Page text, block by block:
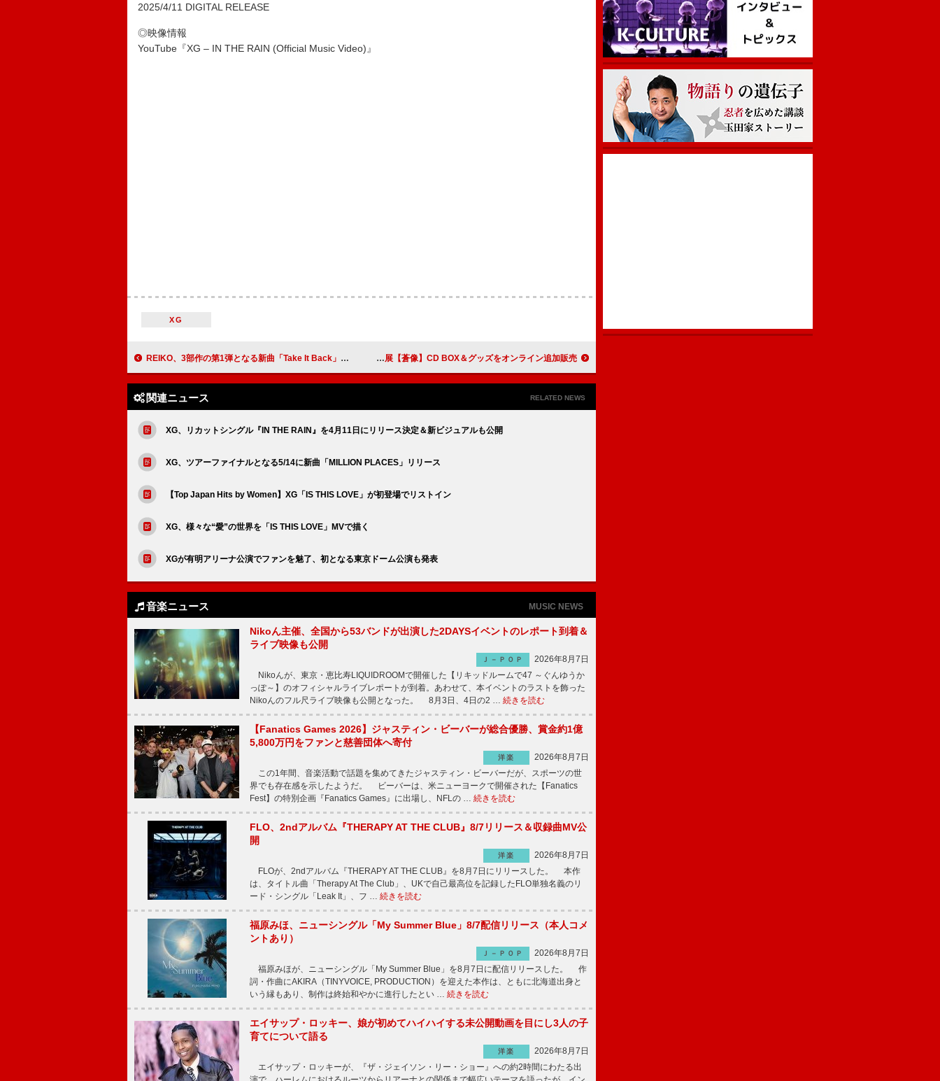
2025/4/11 DIGITAL RELEASE
◎映像情報
YouTube『XG – IN THE RAIN (Official Music Video)』
XG
REIKO、3部作の第1弾となる新曲「Take It Back」配信＆1stツアーが決定 Eve、企画展【蒼像】CD BOX＆グッズをオンライン追加販売
関連ニュース RELATED NEWS
XG、リカットシングル『IN THE RAIN』を4月11日にリリース決定＆新ビジュアルも公開
XG、ツアーファイナルとなる5/14に新曲「MILLION PLACES」リリース
【Top Japan Hits by Women】XG「IS THIS LOVE」が初登場でリストイン
XG、様々な“愛”の世界を「IS THIS LOVE」MVで描く
XGが有明アリーナ公演でファンを魅了、初となる東京ドーム公演も発表
音楽ニュース MUSIC NEWS
Nikoん主催、全国から53バンドが出演した2DAYSイベントのレポート到着＆
ライブ映像も公開
Ｊ－ＰＯＰ
2026年8月7日
Nikoんが、東京・恵比寿LIQUIDROOMで開催した【リキッドルームで47 ～ぐんゆうか
っぽ～】のオフィシャルライブレポートが到着。あわせて、本イベントのラストを飾った
Nikoんのフル尺ライブ映像も公開となった。 8月3日、4日の2 … 続きを読む
【Fanatics Games 2026】ジャスティン・ビーバーが総合優勝、賞金約1億
5,800万円をファンと慈善団体へ寄付
洋楽
2026年8月7日
この1年間、音楽活動で話題を集めてきたジャスティン・ビーバーだが、スポーツの世
界でも存在感を示したようだ。 ビーバーは、米ニューヨークで開催された【Fanatics
Fest】の特別企画『Fanatics Games』に出場し、NFLの … 続きを読む
FLO、2ndアルバム『THERAPY AT THE CLUB』8/7リリース＆収録曲MV公
開
洋楽
2026年8月7日
FLOが、2ndアルバム『THERAPY AT THE CLUB』を8月7日にリリースした。 本作
は、タイトル曲「Therapy At The Club」、UKで自己最高位を記録したFLO単独名義のリ
ード・シングル「Leak It」、フ … 続きを読む
福原みほ、ニューシングル「My Summer Blue」8/7配信リリース（本人コメ
ントあり）
Ｊ－ＰＯＰ
2026年8月7日
福原みほが、ニューシングル「My Summer Blue」を8月7日に配信リリースした。 作
詞・作曲にAKIRA（TINYVOICE, PRODUCTION）を迎えた本作は、ともに北海道出身と
いう縁もあり、制作は終始和やかに進行したとい … 続きを読む
エイサップ・ロッキー、娘が初めてハイハイする未公開動画を目にし3人の子
育てについて語る
洋楽
2026年8月7日
エイサップ・ロッキーが、『ザ・ジェイソン・リー・ショー』への約2時間にわたる出